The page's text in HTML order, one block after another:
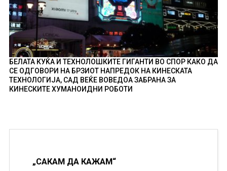
БЕЛАТА КУЌА И ТЕХНОЛОШКИТЕ ГИГАНТИ ВО СПОР КАКО ДА
СЕ ОДГОВОРИ НА БРЗИОТ НАПРЕДОК НА КИНЕСКАТА
ТЕХНОЛОГИЈА, САД ВЕЌЕ ВОВЕДОА ЗАБРАНА ЗА
КИНЕСКИТЕ ХУМАНОИДНИ РОБОТИ
„САКАМ ДА КАЖАМ“